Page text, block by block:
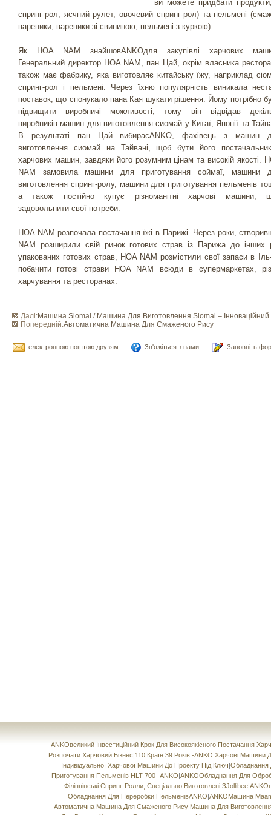
ви можете придбати
спринг-рол, яєчний рулет, овочевий спринг-рол) та пельмені
вареники, вареники зі свининою, пельмені з куркою).
Як HOA NAM знайшовANKOдля закупівлі харчових
Генеральний директор HOA NAM, пан Цай, окрім власника
також має фабрику, яка виготовляє китайську їжу, наприклад
спринг-рол і пельмені. Через їхню популярність виникала
поставок, що спонукало пана Кая шукати рішення. Йому потрібно
підвищити виробничі можливості; тому він відвідав
виробників машин для виготовлення сиомай у Китаї, Японії та
В результаті пан Цай вибираєANKO, фахівець з машин
виготовлення сиомай на Тайвані, щоб бути його
харчових машин, завдяки його розумним цінам та високій якості.
NAM замовила машини для приготування соймаї, машини
виготовлення спринг-ролу, машини для приготування пельменів
а також постійно купує різноманітні харчові машини,
задовольнити свої потреби.
HOA NAM розпочала постачання їжі в Парижі. Через роки,
NAM розширили свій ринок готових страв із Парижа до інших
упакованих готових страв, HOA NAM розмістили свої запаси в
побачити готові страви HOA NAM всюди в супермаркетах,
харчування та ресторанах.
Далі:Машина Siomai / Машина Для Виготовлення Siomai –
Попередній:Автоматична Машина Для Смаженого Рису
електронною поштою друзям Зв'яжіться з нами Заповніть
ANKOвеликий Інвестиційний Крок Для Високоякісного Постачання
Розпочати Харчовий Бізнес|110 Країн 39 Років -ANKO Харчові
Індивідуальної Харчової Машини До Проекту Під Ключ|Обладнання
Приготування Пельменів HLT-700 -ANKO|ANKOОбладнання Для
Філіппінські Спринг-Ролли, Спеціально Виготовлені ЗJollibee|
Обладнання Для Переробки ПельменівANKO|ANKOМашина
Автоматична Машина Для Смаженого Рису|Машина Для